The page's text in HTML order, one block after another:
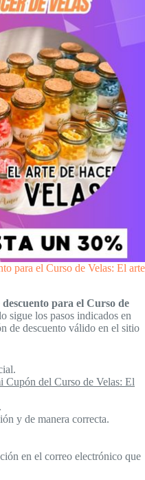
para el Curso de Velas: El arte
para el Curso de
sigue los pasos indicados en
de descuento válido en el sitio
Cupón del Curso de Velas: El
y de manera correcta.
en el correo electrónico que